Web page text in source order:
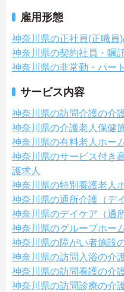
雇用形態
神奈川県の正社員(正職員)
神奈川県の契約社員・嘱
神奈川県の非常勤・パー
サービス内容
神奈川県の訪問介護の介
神奈川県の介護老人保健
神奈川県の有料老人ホー
神奈川県のサービス付き
護求人
神奈川県の特別養護老人
神奈川県の通所介護（デ
神奈川県のデイケア（通
神奈川県のグループホー
神奈川県の障がい者施設
神奈川県の訪問入浴の介
神奈川県の訪問看護の介
神奈川県の訪問診療の介